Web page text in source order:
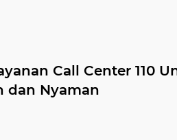
Call Center 110
dan Nyaman